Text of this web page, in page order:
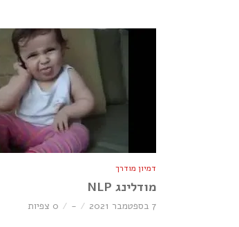
דמיון מודרך
מודלינג NLP
7 בספטמבר 2021 - 0 צפיות